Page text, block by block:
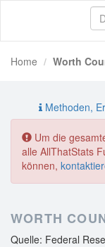
Home Worth
Methoden,
Um die
alle AllThatStats
können,
WORTH
Quelle: Federal